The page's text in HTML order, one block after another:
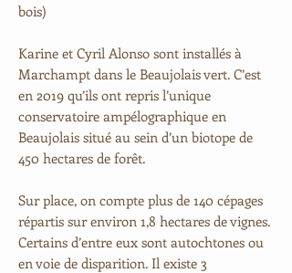
bois)
Karine et Cyril Alonso sont installés à
Marchampt dans le Beaujolais vert. C’est
en 2019 qu’ils ont repris l’unique
conservatoire ampélographique en
Beaujolais situé au sein d’un biotope de
450 hectares de forêt.
Sur place, on compte plus de 140 cépages
répartis sur environ 1,8 hectares de vignes.
Certains d’entre eux sont autochtones ou
en voie de disparition. Il existe 3